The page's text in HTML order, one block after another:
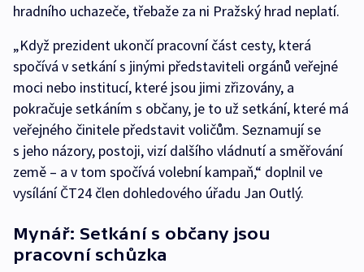
hradního uchazeče, třebaže za ni Pražský hrad neplatí.
„Když prezident ukončí pracovní část cesty, která
spočívá v setkání s jinými představiteli orgánů veřejné
moci nebo institucí, které jsou jimi zřizovány, a
pokračuje setkáním s občany, je to už setkání, které má
veřejného činitele představit voličům. Seznamují se
s jeho názory, postoji, vizí dalšího vládnutí a směřování
země – a v tom spočívá volební kampaň,“ doplnil ve
vysílání ČT24 člen dohledového úřadu Jan Outlý.
Mynář: Setkání s občany jsou
pracovní schůzka